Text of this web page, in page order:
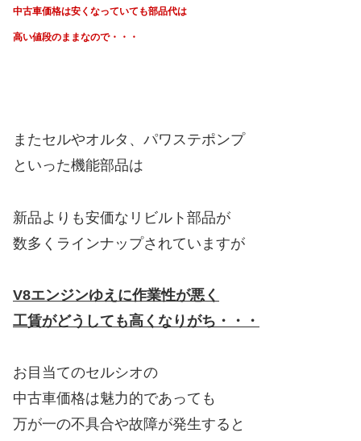
中古車価格は安くなっていても部品代は
高い値段のままなので・・・
またセルやオルタ、パワステポンプ
といった機能部品は
新品よりも安価なリビルト部品が
数多くラインナップされていますが
V8エンジンゆえに作業性が悪く
工賃がどうしても高くなりがち・・・
お目当てのセルシオの
中古車価格は魅力的であっても
万が一の不具合や故障が発生すると